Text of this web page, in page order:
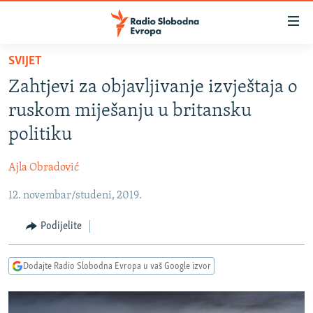
Pređite
glavni
sadržaj
Pređite
na
glavnu
navigaciju
Pređite
pretragu
VIJESTI
BOSNA I HERCEGOVINA
SRBIJA
CRNA GORA
VIZUELNO
VIDEO
INFOGRAFIKE
PODCASTI
KINA NA BALKANU
RSE PRIČE IZ SVIJETA
SVIJET
Zahtjevi za objavljivanje izvještaja o
ruskom miješanju u britansku
politiku
Ajla Obradović
12. novembar/studeni, 2019.
Podijelite
Dodajte Radio Slobodna Evropa u vaš Google izvor